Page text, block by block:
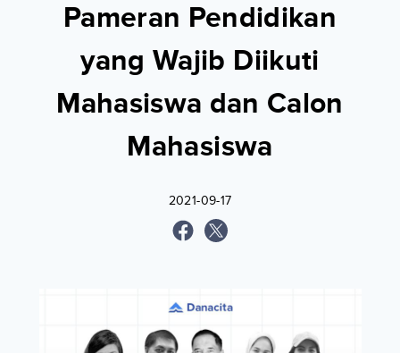
Pameran Pendidikan
yang Wajib Diikuti
Mahasiswa dan Calon
Mahasiswa
2021-09-17